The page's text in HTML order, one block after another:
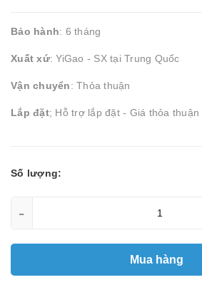
Bảo hành: 6 tháng
Xuất xứ: YiGao - SX tại Trung Quốc
Vận chuyển: Thỏa thuận
Lắp đặt; Hỗ trợ lắp đặt - Giá thỏa thuận
Số lượng:
-
Mua hàng